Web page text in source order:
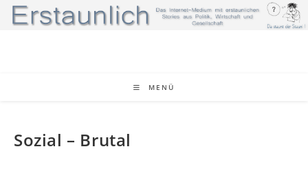
Zum
Inhalt
MENÜ
Sozial – Brutal